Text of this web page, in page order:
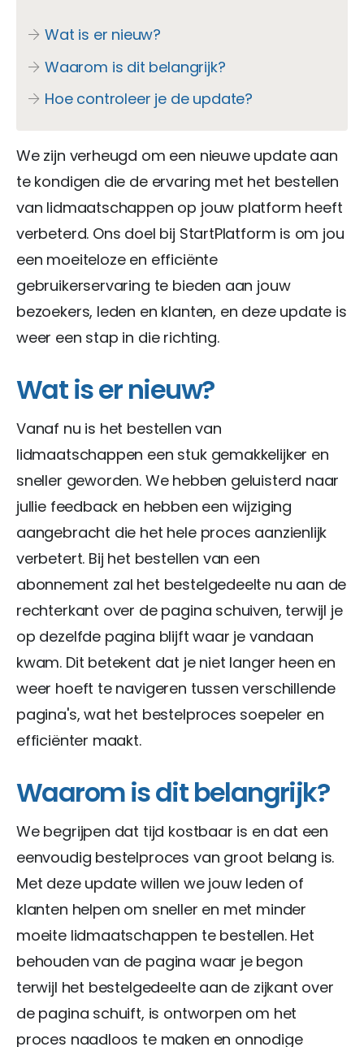
Wat is er nieuw?
Waarom is dit belangrijk?
Hoe controleer je de update?
We zijn verheugd om een nieuwe update aan
te kondigen die de ervaring met het bestellen
van lidmaatschappen op jouw platform heeft
verbeterd. Ons doel bij StartPlatform is om jou
een moeiteloze en efficiënte
gebruikerservaring te bieden aan jouw
bezoekers, leden en klanten, en deze update is
weer een stap in die richting.
Wat is er nieuw?
Vanaf nu is het bestellen van
lidmaatschappen een stuk gemakkelijker en
sneller geworden. We hebben geluisterd naar
jullie feedback en hebben een wijziging
aangebracht die het hele proces aanzienlijk
verbetert. Bij het bestellen van een
abonnement zal het bestelgedeelte nu aan de
rechterkant over de pagina schuiven, terwijl je
op dezelfde pagina blijft waar je vandaan
kwam. Dit betekent dat je niet langer heen en
weer hoeft te navigeren tussen verschillende
pagina's, wat het bestelproces soepeler en
efficiënter maakt.
Waarom is dit belangrijk?
We begrijpen dat tijd kostbaar is en dat een
eenvoudig bestelproces van groot belang is.
Met deze update willen we jouw leden of
klanten helpen om sneller en met minder
moeite lidmaatschappen te bestellen. Het
behouden van de pagina waar je begon
terwijl het bestelgedeelte aan de zijkant over
de pagina schuift, is ontworpen om het
proces naadloos te maken en onnodige